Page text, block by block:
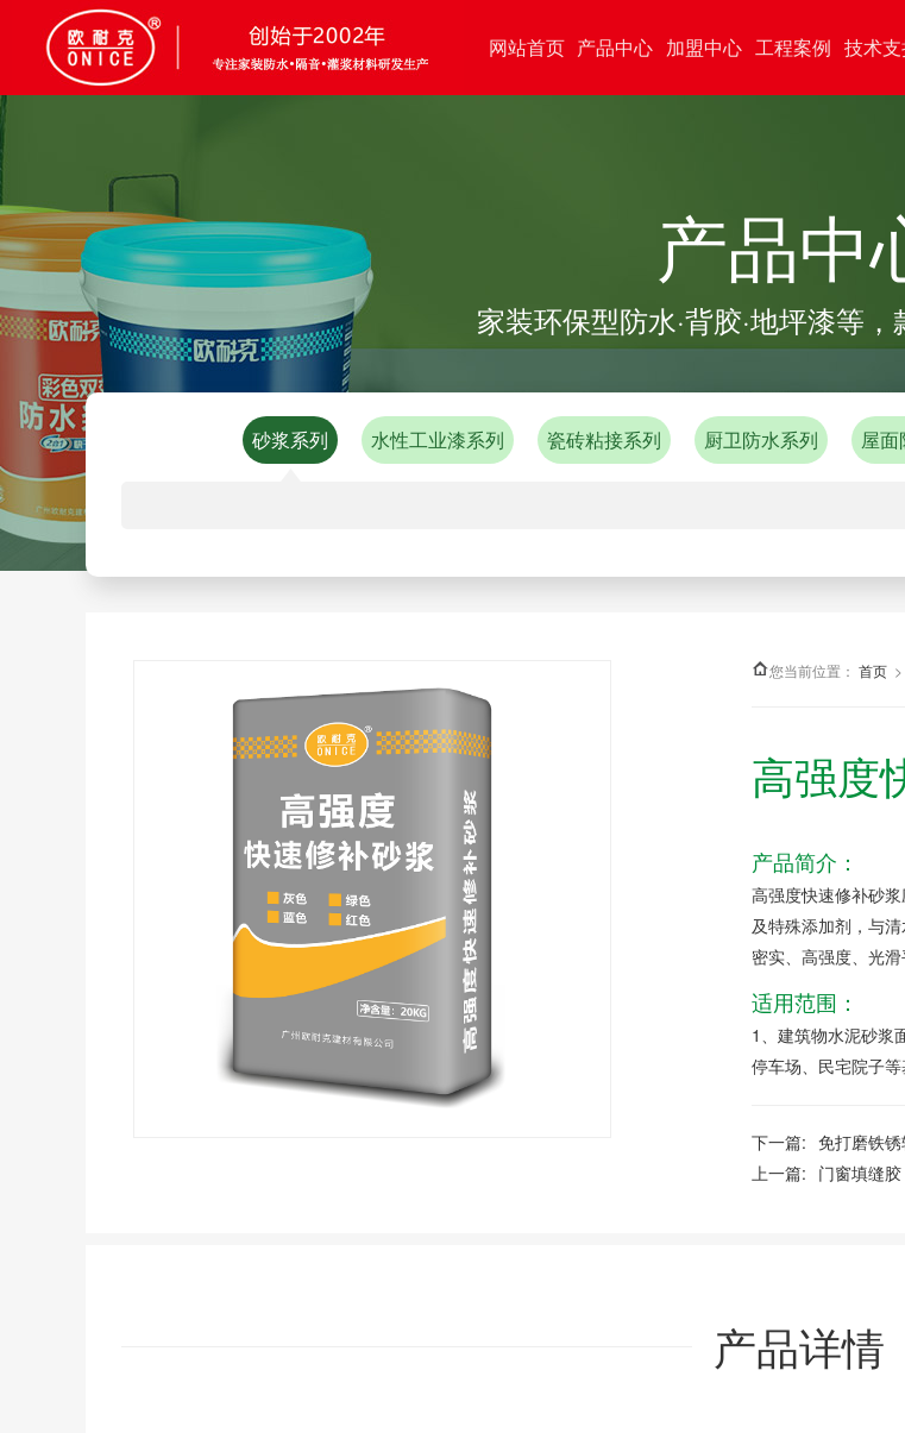
网站首页 产品中心 加盟中心 工程案例 技术
产品中
家装环保型防水·背胶·地坪漆等，
砂浆系列 水性工业漆系列 瓷砖粘接系列 厨卫防水系列 屋面
您当前位置： 首页 >
高强度
产品简介：
高强度快速修补砂
及特殊添加剂，与
密实、高强度、光滑
适用范围：
1、建筑物水泥砂浆
停车场、民宅院子
下一篇: 免打磨铁
上一篇: 门窗填缝胶
产品详情